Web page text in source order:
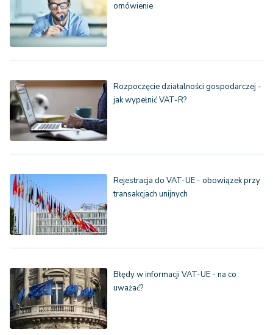
omówienie
Rozpoczęcie działalności gospodarczej -
jak wypełnić VAT-R?
Rejestracja do VAT-UE - obowiązek przy
transakcjach unijnych
Błędy w informacji VAT-UE - na co
uważać?